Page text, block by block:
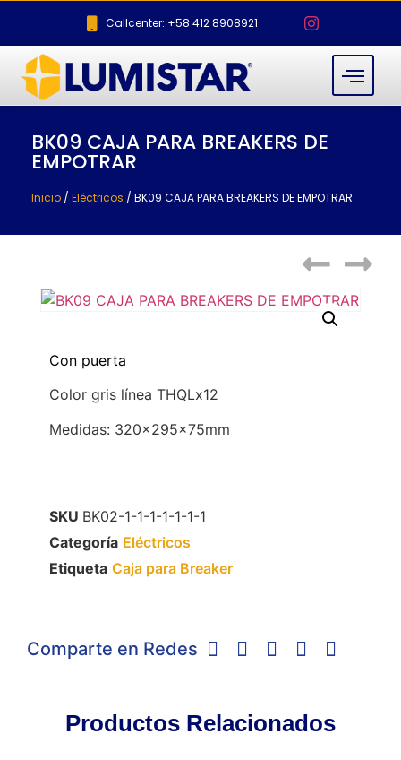
Callcenter: +58 412 8908921
BK09 CAJA PARA BREAKERS DE
EMPOTRAR
Inicio / Eléctricos / BK09 CAJA PARA BREAKERS DE EMPOTRAR
Con puerta
Color gris línea THQLx12
Medidas: 320x295x75mm
SKU BK02-1-1-1-1-1-1-1
Categoría Eléctricos
Etiqueta Caja para Breaker
Comparte en Redes
Productos Relacionados